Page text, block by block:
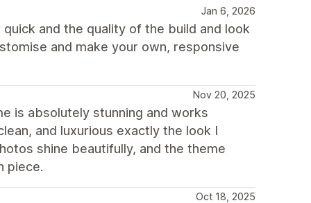
Jan 6, 2026
and the quality of the build and look
and make your own, responsive
Nov 20, 2025
is absolutely stunning and works
and luxurious exactly the look I
shine beautifully, and the theme
piece.
Oct 18, 2025